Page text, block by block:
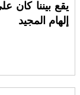
يقع بيننا كان
إلهام المجيد